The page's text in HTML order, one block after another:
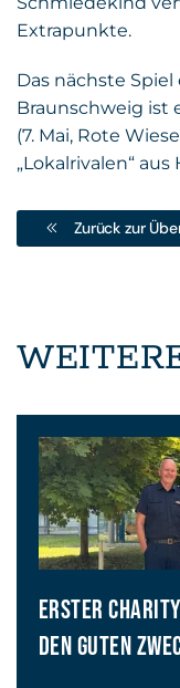
Extrapunkte.
Das nächste Spiel
Braunschweig ist
(7. Mai, Rote
„Lokalrivalen“
Zurück zur
ERSTER
DEN GUTEN